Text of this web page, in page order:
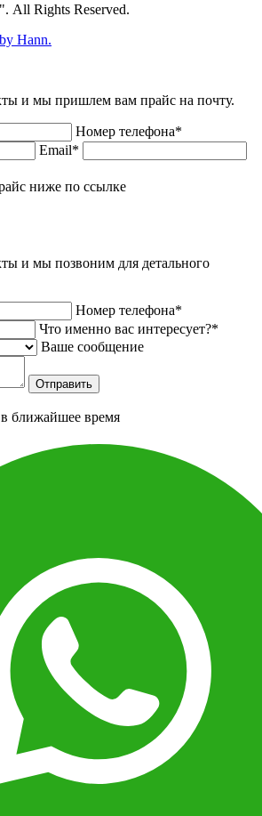
Rights Reserved.
Hann.
и мы пришлем вам прайс на почту.
Номер телефона*
Email*
ниже по ссылке
и мы позвоним для детального
Номер телефона*
Что именно вас интересует?*
Ваше сообщение
Отправить
ближайшее время